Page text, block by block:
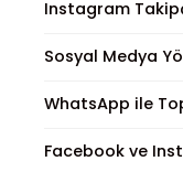
Instagram
Sosyal Medya
WhatsApp ile
Facebook ve